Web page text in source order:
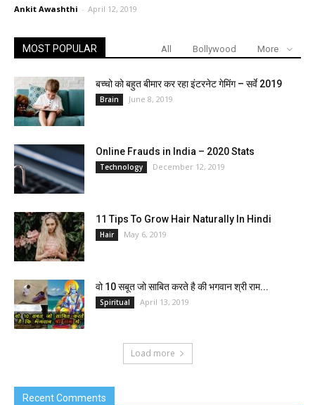
Ankit Awashthi - April 12, 2019
MOST POPULAR All Bollywood More
बच्चो को बहुत बीमार कर रहा इंटरनेट गेमिंग – सर्वे 2019
Brain June 8, 2019
Online Frauds in India – 2020 Stats
Technology December 12, 2019
11 Tips To Grow Hair Naturally In Hindi
Hair May 6, 2019
वो 10 सबूत जो साबित करते है की भगवान श्री राम...
Spiritual April 13, 2019
Load more
Recent Comments